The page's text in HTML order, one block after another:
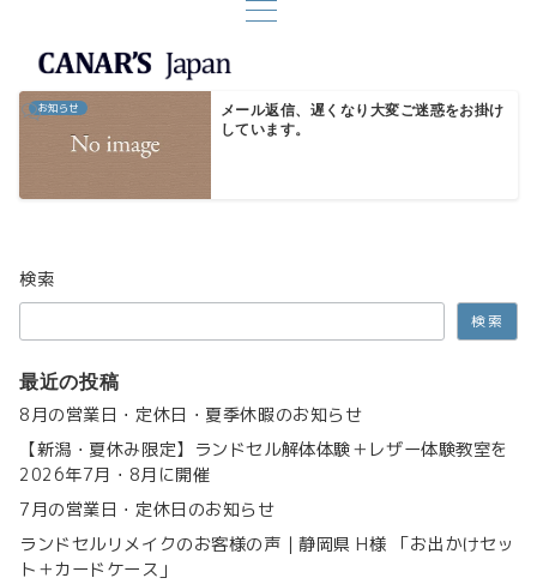
お知らせ
メール返信、遅くなり大変ご迷惑をお掛け
しています。
検索
検索
最近の投稿
8月の営業日・定休日・夏季休暇のお知らせ
【新潟・夏休み限定】ランドセル解体体験＋レザー体験教室を
2026年7月・8月に開催
7月の営業日・定休日のお知らせ
ランドセルリメイクのお客様の声｜静岡県 H様 「お出かけセッ
ト＋カードケース」